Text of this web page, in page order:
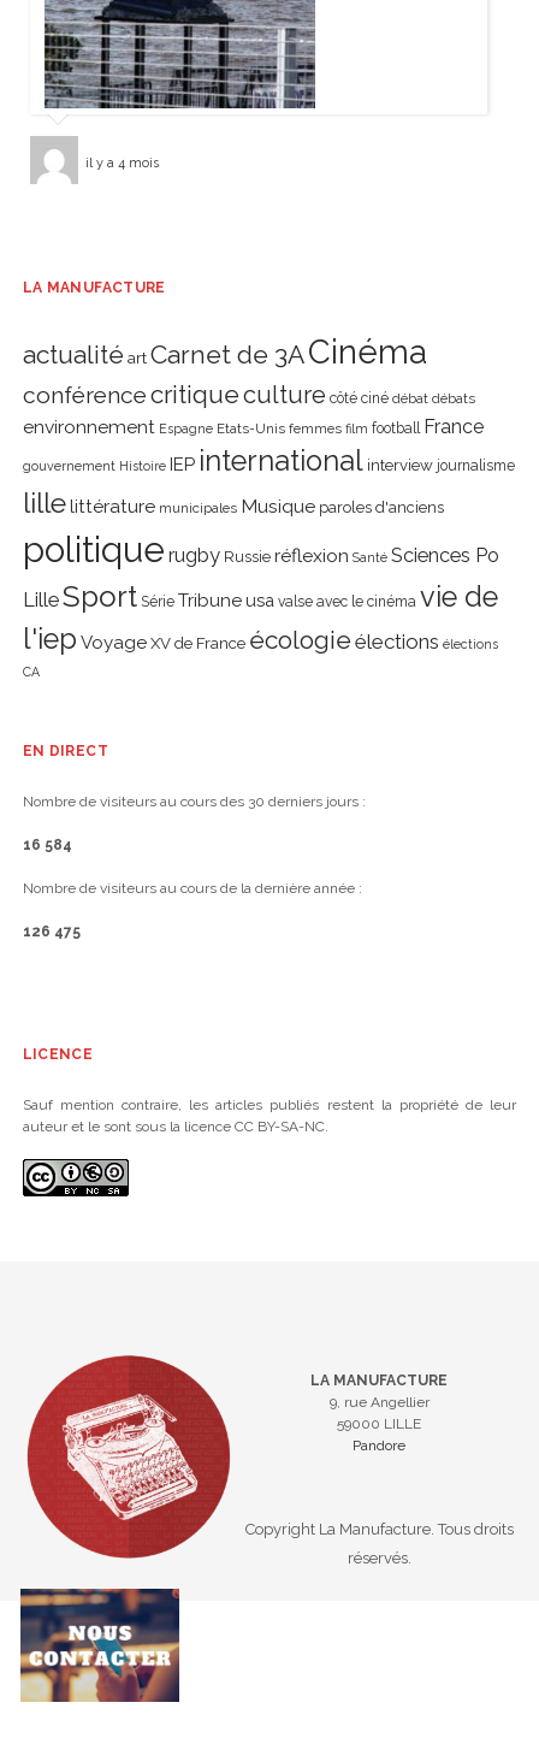
il y a 4 mois
LA MANUFACTURE
actualité art Carnet de 3ACinéma
conférencecritiqueculture côté ciné débat débats
environnement Espagne Etats-Unis femmes film football France
gouvernement Histoire IEP international interview journalisme
lillelittérature municipales Musique paroles d'anciens
politique rugby Russie réflexion Santé Sciences Po
LilleSport Série Tribune usa valse avec le cinéma vie de
l'iep Voyage XV de France écologie élections élections
CA
EN DIRECT
Nombre de visiteurs au cours des 30 derniers jours :
16 584
Nombre de visiteurs au cours de la dernière année :
126 475
LICENCE
Sauf mention contraire, les articles publiés restent la propriété de leur
auteur et le sont sous la licence CC BY-SA-NC.
LA MANUFACTURE
9, rue Angellier
59000 LILLE
Pandore
Copyright La Manufacture. Tous droits
réservés.